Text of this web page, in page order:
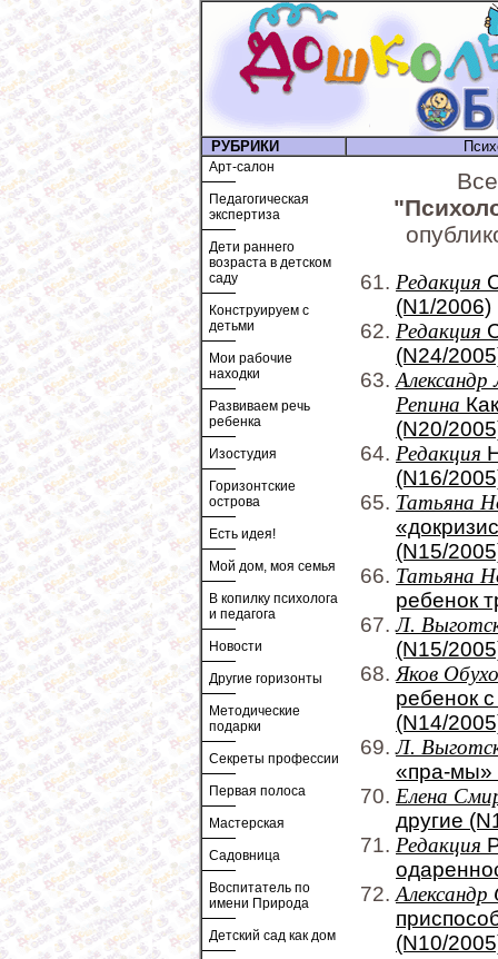
РУБРИКИ
Арт-салон
Педагогическая
экспертиза
Дети раннего
возраста в детском
саду
Конструируем с
детьми
Мои рабочие
находки
Развиваем речь
ребенка
Изостудия
Горизонтские
острова
Есть идея!
Мой дом, моя семья
В копилку психолога
и педагога
Новости
Другие горизонты
Методические
подарки
Секреты профессии
Первая полоса
Мастерская
Садовница
Воспитатель по
имени Природа
Детский сад как дом
Редакция
(N1/2006)
Редакция
(N24/
Репина
(N20/
Редакция
(N16/
Татьяна
(N15/
Татьяна
ребенок
Л.
(N15/
Яков
ребенок
(N14/
Л.
«пра-мы»
Елена
другие
Редакция
Александр
(N10/